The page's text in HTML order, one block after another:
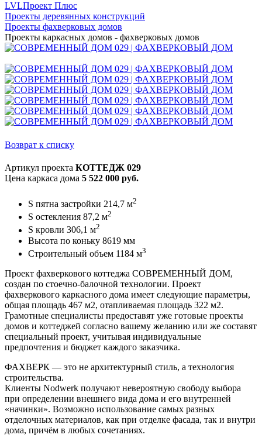
LVLПроект Плюс
Проекты деревянных конструкций
Проекты фахверковых домов
Проекты каркасных домов - фахверковых домов
Возврат к списку
Артикул проекта КОТТЕДЖ 029
Цена каркаса дома 5 522 000 руб.
S пятна застройки 214,7 м2
S остекления 87,2 м2
S кровли 306,1 м2
Высота по коньку 8619 мм
Строительный объем 1184 м3
Проект фахверкового коттеджа СОВРЕМЕННЫЙ ДОМ,
создан по стоечно-балочной технологии. Проект
фахверкового каркасного дома имеет следующие параметры,
общая площадь 467 м2, отапливаемая площадь 322 м2.
Грамотные специалисты предоставят уже готовые проекты
домов и коттеджей согласно вашему желанию или же составят
специальный проект, учитывая индивидуальные
предпочтения и бюджет каждого заказчика.
ФАХВЕРК — это не архитектурный стиль, а технология
строительства.
Клиенты Nodwerk получают невероятную свободу выбора
при определении внешнего вида дома и его внутренней
«начинки». Возможно использование самых разных
отделочных материалов, как при отделке фасада, так и внутри
дома, причём в любых сочетаниях.